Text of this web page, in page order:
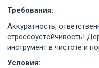
Требования:
Аккуратность,
стрессоустойчивость!
инструмент в чистоте и
Условия: